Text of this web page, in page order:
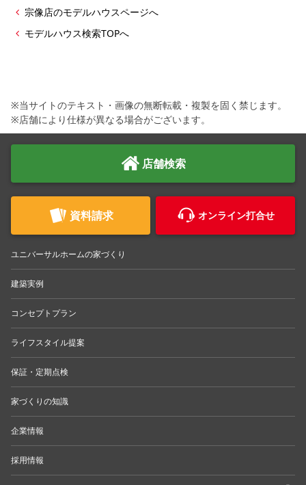
宗像店のモデルハウスページへ
モデルハウス検索TOPへ
※当サイトのテキスト・画像の無断転載・複製を固く禁じます。
※店舗により仕様が異なる場合がございます。
店舗検索
資料請求 オンライン打合せ
ユニバーサルホームの家づくり
建築実例
コンセプトプラン
ライフスタイル提案
保証・定期点検
家づくりの知識
企業情報
採用情報